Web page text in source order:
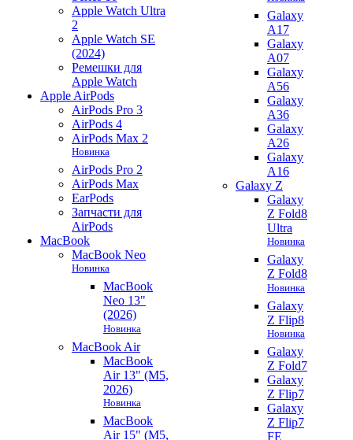
Apple Watch Ultra
2
Apple Watch SE
(2024)
Ремешки для
Apple Watch
Apple AirPods
AirPods Pro 3
AirPods 4
AirPods Max 2
Новинка
AirPods Pro 2
AirPods Max
EarPods
Запчасти для
AirPods
MacBook
MacBook Neo
Новинка
MacBook
Neo 13"
(2026)
Новинка
MacBook Air
MacBook
Air 13" (M5,
2026)
Новинка
MacBook
Air 15" (M5,
Galaxy
A17
Galaxy
A07
Galaxy
A56
Galaxy
A36
Galaxy
A26
Galaxy
A16
Galaxy Z
Galaxy
Z Fold8
Ultra
Новинка
Galaxy
Z Fold8
Новинка
Galaxy
Z Flip8
Новинка
Galaxy
Z Fold7
Galaxy
Z Flip7
Galaxy
Z Flip7
FE